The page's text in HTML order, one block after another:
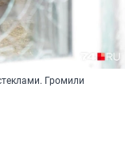
Громили